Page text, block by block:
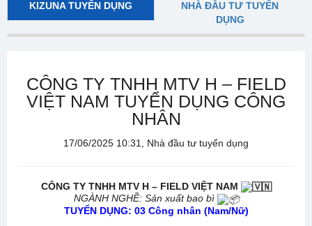
KIZUNA TUYỂN DỤNG
NHÀ ĐẦU TƯ TUYỂN
DỤNG
CÔNG TY TNHH MTV H – FIELD
VIỆT NAM TUYỂN DỤNG CÔNG
NHÂN
17/06/2025 10:31, Nhà đầu tư tuyển dụng
CÔNG TY TNHH MTV H – FIELD VIỆT NAM
NGÀNH NGHỀ: Sản xuất bao bì
TUYỂN DỤNG: 03 Công nhân (Nam/Nữ)